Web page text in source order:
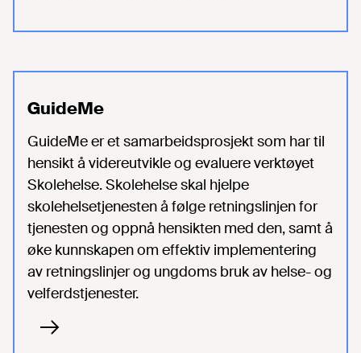
GuideMe
GuideMe er et samarbeidsprosjekt som har til
hensikt å videreutvikle og evaluere verktøyet
Skolehelse. Skolehelse skal hjelpe
skolehelsetjenesten å følge retningslinjen for
tjenesten og oppnå hensikten med den, samt å
øke kunnskapen om effektiv implementering
av retningslinjer og ungdoms bruk av helse- og
velferdstjenester.